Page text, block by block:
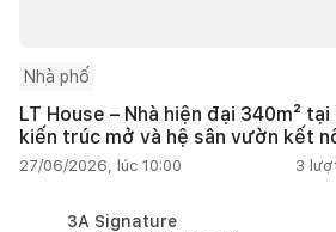
Nhà phố
LT House – Nhà hiện đại 340m²
kiến trúc mở và hệ sân vườn kết
27/06/2026, lúc 10:00 3
3A Signature